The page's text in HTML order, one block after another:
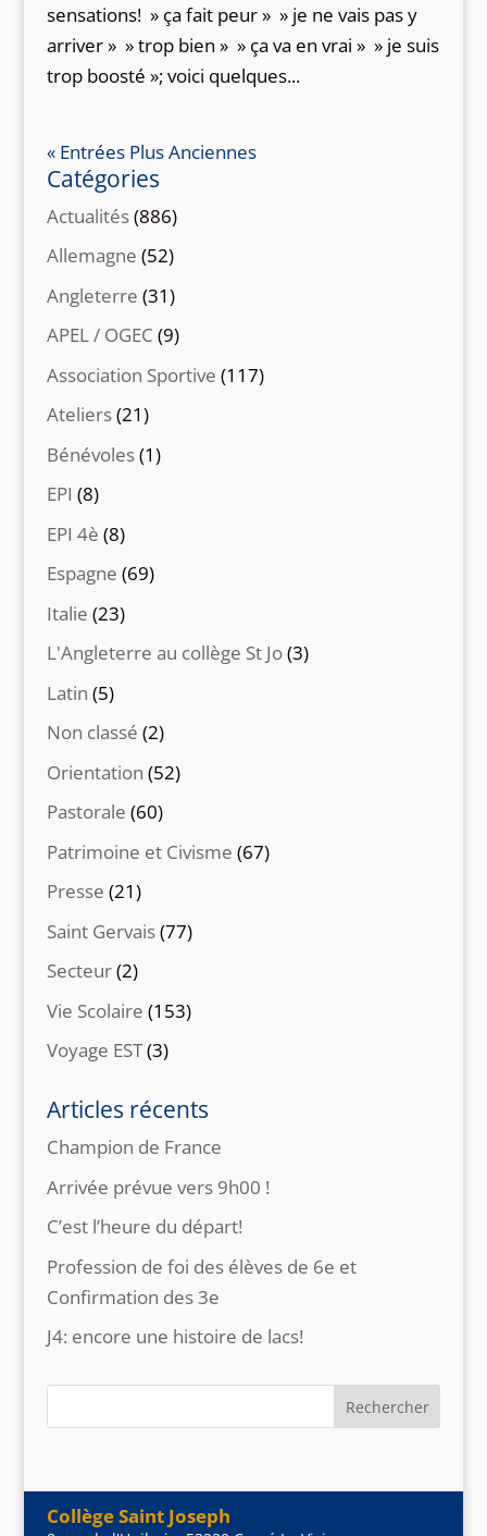
sensations! » ça fait peur » » je ne vais pas y
arriver » » trop bien » » ça va en vrai » » je suis
trop boosté »; voici quelques...
« Entrées Plus Anciennes
Catégories
Actualités(886)
Allemagne (52)
Angleterre (31)
APEL / OGEC (9)
Association Sportive (117)
Ateliers(21)
Bénévoles(1)
EPI (8)
EPI 4è (8)
Espagne (69)
Italie (23)
L'Angleterre au collège St Jo(3)
Latin (5)
Non classé (2)
Orientation (52)
Pastorale (60)
Patrimoine et Civisme (67)
Presse (21)
Saint Gervais(77)
Secteur(2)
Vie Scolaire (153)
Voyage EST(3)
Articles récents
Champion de France
Arrivée prévue vers 9h00 !
C’est l’heure du départ!
Profession de foi des élèves de 6e et
Confirmation des 3e
J4: encore une histoire de lacs!
Collège Saint Joseph